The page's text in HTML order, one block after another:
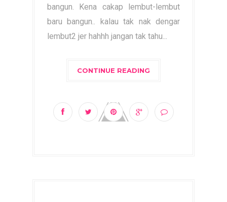
bangun. Kena cakap lembut-lembut
baru bangun.. kalau tak nak dengar
lembut2 jer hahhh jangan tak tahu...
CONTINUE READING